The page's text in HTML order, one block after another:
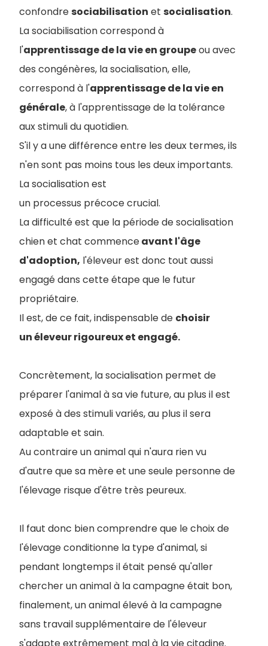
confondresociabilisation et socialisation.
La sociabilisation correspond à
l'apprentissage de la vie en groupeou avec
des congénères, la socialisation, elle,
correspond à l'apprentissage de la vie en
générale, à l'apprentissage de la tolérance
aux stimuli du quotidien.
S'il y a une différence entre les deux termes, ils
n'en sont pas moins tous les deux importants.
La socialisation est
un processus précoce crucial.
La difficulté est que la période de socialisation
chien et chat commenceavant l'âge
d'adoption, l'éleveur est donc tout aussi
engagé dans cette étape que le futur
propriétaire.
Il est, de ce fait, indispensable de choisir
un éleveur rigoureux et engagé.
Concrètement, la socialisation permet de
préparer l'animal à sa vie future, au plus il est
exposé à des stimuli variés, au plus il sera
adaptable et sain.
Au contraire un animal qui n'aura rien vu
d'autre que sa mère et une seule personne de
l'élevage risque d'être très peureux.
Il faut donc bien comprendre que le choix de
l'élevage conditionne la type d'animal, si
pendant longtemps il était pensé qu'aller
chercher un animal à la campagne était bon,
finalement, un animal élevé à la campagne
sans travail supplémentaire de l'éleveur